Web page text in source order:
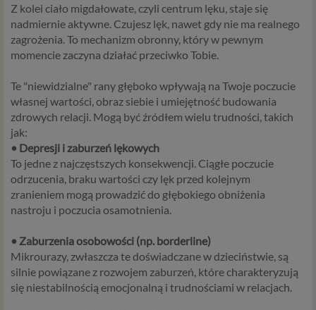
Z kolei ciało migdałowate, czyli centrum lęku, staje się
nadmiernie aktywne. Czujesz lęk, nawet gdy nie ma realnego
zagrożenia. To mechanizm obronny, który w pewnym
momencie zaczyna działać przeciwko Tobie.
Te "niewidzialne" rany głęboko wpływają na Twoje poczucie
własnej wartości, obraz siebie i umiejętność budowania
zdrowych relacji. Mogą być źródłem wielu trudności, takich
jak:
• Depresji i zaburzeń lękowych
To jedne z najczęstszych konsekwencji. Ciągłe poczucie
odrzucenia, braku wartości czy lęk przed kolejnym
zranieniem mogą prowadzić do głębokiego obniżenia
nastroju i poczucia osamotnienia.
• Zaburzenia osobowości (np. borderline)
Mikrourazy, zwłaszcza te doświadczane w dzieciństwie, są
silnie powiązane z rozwojem zaburzeń, które charakteryzują
się niestabilnością emocjonalną i trudnościami w relacjach.